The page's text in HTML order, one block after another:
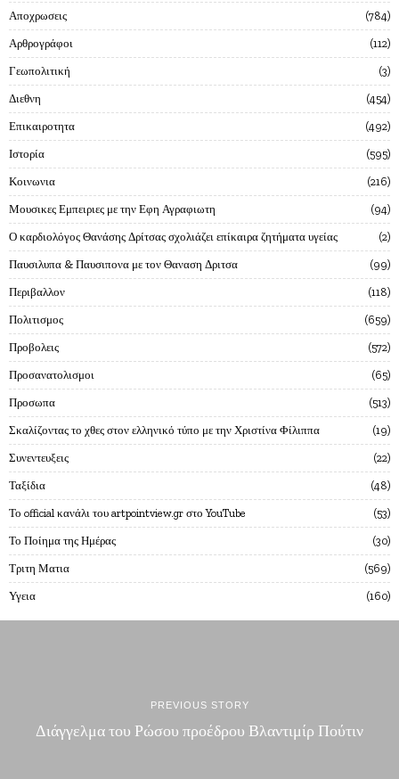
Αποχρωσεις 784
Αρθρογράφοι 112
Γεωπολιτική 3
Διεθνη 454
Επικαιροτητα 492
Ιστορία 595
Κοινωνια 216
Μουσικες Εμπειριες με την Εφη Αγραφιωτη 94
Ο καρδιολόγος Θανάσης Δρίτσας σχολιάζει επίκαιρα ζητήματα υγείας 2
Παυσιλυπα & Παυσιπονα με τον Θαναση Δριτσα 99
Περιβαλλον 118
Πολιτισμος 659
Προβολεις 572
Προσανατολισμοι 65
Προσωπα 513
Σκαλίζοντας το χθες στον ελληνικό τύπο με την Χριστίνα Φίλιππα 19
Συνεντευξεις 22
Ταξίδια 48
Το official κανάλι του artpointview.gr στο YouTube 53
Το Ποίημα της Ημέρας 30
Τριτη Ματια 569
Υγεια 160
PREVIOUS STORY
Διάγγελμα του Ρώσου προέδρου Βλαντιμίρ Πούτιν